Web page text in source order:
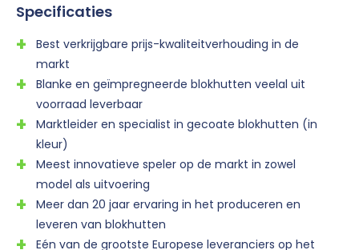
Specificaties
Best verkrijgbare prijs-kwaliteitverhouding in de
markt
Blanke en geïmpregneerde blokhutten veelal uit
voorraad leverbaar
Marktleider en specialist in gecoate blokhutten (in
kleur)
Meest innovatieve speler op de markt in zowel
model als uitvoering
Meer dan 20 jaar ervaring in het produceren en
leveren van blokhutten
Eén van de grootste Europese leveranciers op het